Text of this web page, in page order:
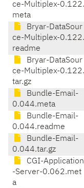
ce-Multiplex-0.122.
meta
Bryar-DataSour
ce-Multiplex-0.122.
readme
Bryar-DataSour
ce-Multiplex-0.122.
tar.gz
Bundle-Email-
0.044.meta
Bundle-Email-
0.044.readme
Bundle-Email-
0.044.tar.gz
CGI-Application
-Server-0.062.met
a